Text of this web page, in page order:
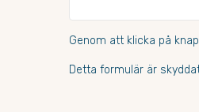
Genom att klicka på
Detta formulär är